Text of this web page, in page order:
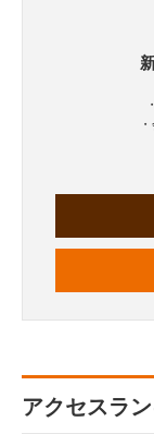
アクセスラ